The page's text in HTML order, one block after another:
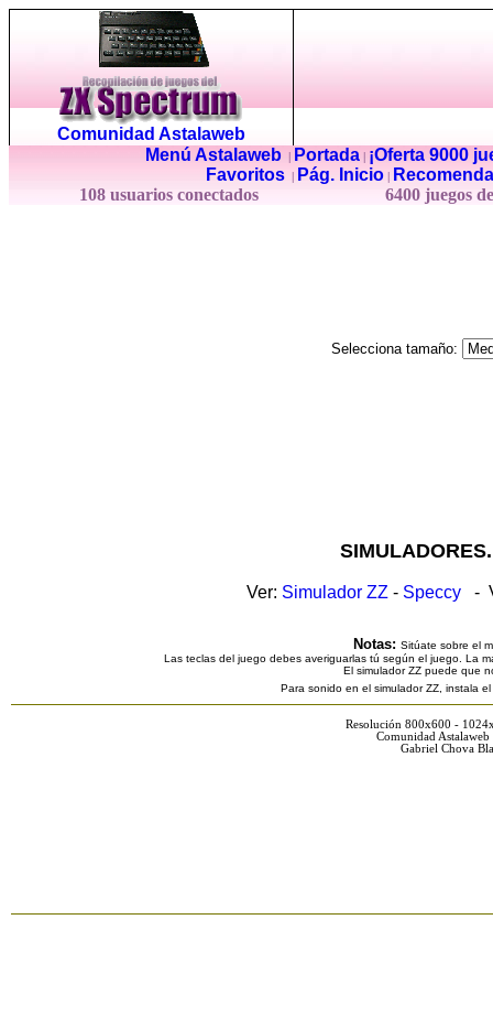
Comunidad Astalaweb
Menú Astalaweb| Portada|
¡Oferta 9000
Favoritos
Pág. Inicio
108 usuarios conectados
6400 juegos
Selecciona tamaño:
Ver: Simulador ZZ - Speccy -
Notas: Sitúate sobre el
Las teclas del juego debes averiguarlas tú según el juego. La
El simulador ZZ puede que
Para sonido en el simulador ZZ, instala
Resolución 800x600 -
Comunidad
Gabriel Chova